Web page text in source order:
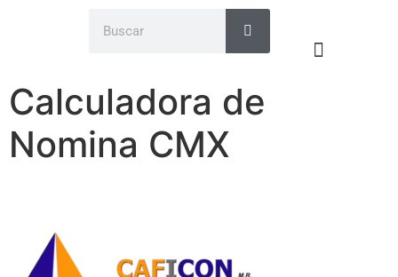
Calculadora de
Nomina CMX